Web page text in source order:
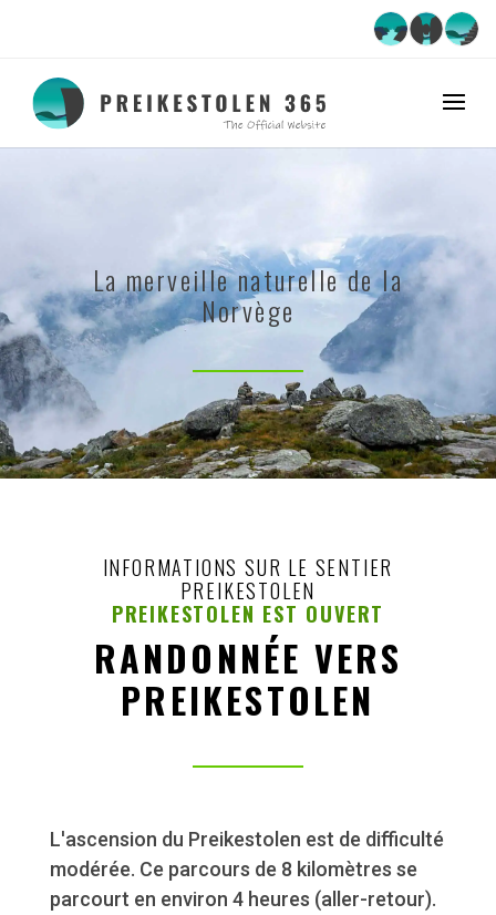
La merveille naturelle de la
Norvège
INFORMATIONS SUR LE SENTIER
PREIKESTOLEN
PREIKESTOLEN EST OUVERT
RANDONNÉE VERS
PREIKESTOLEN
L'ascension du Preikestolen est de difficulté
modérée. Ce parcours de 8 kilomètres se
parcourt en environ 4 heures (aller-retour).